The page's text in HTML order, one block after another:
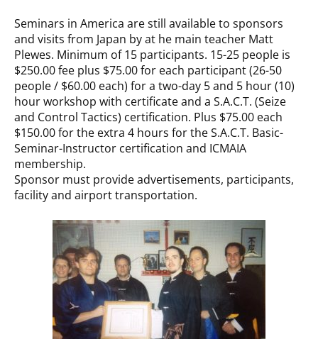
Seminars in America are still available to sponsors
and visits from Japan by at he main teacher Matt
Plewes. Minimum of 15 participants. 15-25 people is
$250.00 fee plus $75.00 for each participant (26-50
people / $60.00 each) for a two-day 5 and 5 hour (10)
hour workshop with certificate and a S.A.C.T. (Seize
and Control Tactics) certification. Plus $75.00 each
$150.00 for the extra 4 hours for the S.A.C.T. Basic-
Seminar-Instructor certification and ICMAIA
membership.
Sponsor must provide advertisements, participants,
facility and airport transportation.